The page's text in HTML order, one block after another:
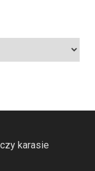
karasie